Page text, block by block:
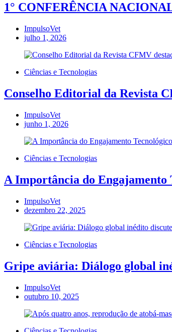
1° CONFERÊNCIA
ImpulsoVet
julho 1, 2026
Ciências e Tecnologias
Conselho Editorial da Revista
ImpulsoVet
junho 1, 2026
Ciências e Tecnologias
A Importância do Engajamento
ImpulsoVet
dezembro 22, 2025
Ciências e Tecnologias
Gripe aviária: Diálogo global
ImpulsoVet
outubro 10, 2025